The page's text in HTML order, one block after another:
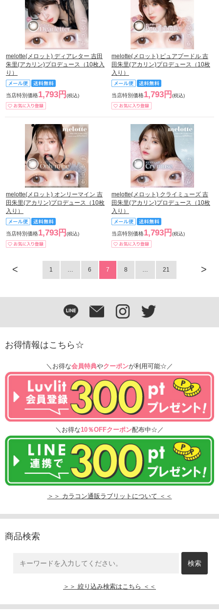
melotte(メロット) ディアレター 吉田
朱里(アカリン)プロデュース（10枚入
り）
当店特別価格1,793円 (税込)
melotte(メロット) ピュアプードル 吉
田朱里(アカリン)プロデュース（10枚
入り）
当店特別価格1,793円 (税込)
melotte(メロット) オンリーマイン 吉
田朱里(アカリン)プロデュース（10枚
入り）
当店特別価格1,793円 (税込)
melotte(メロット) クライミューズ 吉
田朱里(アカリン)プロデュース（10枚
入り）
当店特別価格1,793円 (税込)
< >
1 … 6 7 8 … 21
お得情報はこちら☆
＼お得な会員特典やクーポンが利用可能☆／
＼お得な10％OFFクーポン配布中☆／
＞＞ カラコン通販ラブリットについて ＜＜
商品検索
＞＞ 絞り込み検索はこちら ＜＜